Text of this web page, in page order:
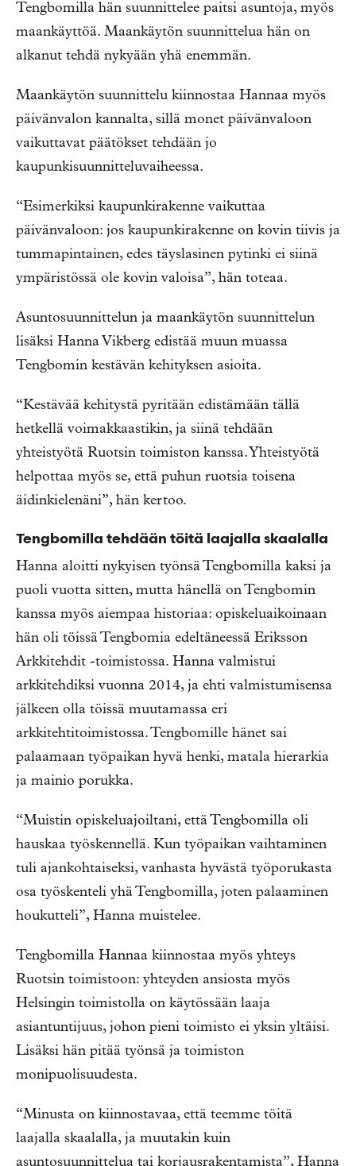
Tengbomilla hän suunnittelee paitsi asuntoja, myös
maankäyttöä. Maankäytön suunnittelua hän on
alkanut tehdä nykyään yhä enemmän.
Maankäytön suunnittelu kiinnostaa Hannaa myös
päivänvalon kannalta, sillä monet päivänvaloon
vaikuttavat päätökset tehdään jo
kaupunkisuunnitteluvaiheessa.
“Esimerkiksi kaupunkirakenne vaikuttaa
päivänvaloon: jos kaupunkirakenne on kovin tiivis ja
tummapintainen, edes täyslasinen pytinki ei siinä
ympäristössä ole kovin valoisa”, hän toteaa.
Asuntosuunnittelun ja maankäytön suunnittelun
lisäksi Hanna Vikberg edistää muun muassa
Tengbomin kestävän kehityksen asioita.
“Kestävää kehitystä pyritään edistämään tällä
hetkellä voimakkaastikin, ja siinä tehdään
yhteistyötä Ruotsin toimiston kanssa. Yhteistyötä
helpottaa myös se, että puhun ruotsia toisena
äidinkielenäni”, hän kertoo.
Tengbomilla tehdään töitä laajalla skaalalla
Hanna aloitti nykyisen työnsä Tengbomilla kaksi ja
puoli vuotta sitten, mutta hänellä on Tengbomin
kanssa myös aiempaa historiaa: opiskeluaikoinaan
hän oli töissä Tengbomia edeltäneessä Eriksson
Arkkitehdit -toimistossa. Hanna valmistui
arkkitehdiksi vuonna 2014, ja ehti valmistumisensa
jälkeen olla töissä muutamassa eri
arkkitehtitoimistossa. Tengbomille hänet sai
palaamaan työpaikan hyvä henki, matala hierarkia
ja mainio porukka.
“Muistin opiskeluajoiltani, että Tengbomilla oli
hauskaa työskennellä. Kun työpaikan vaihtaminen
tuli ajankohtaiseksi, vanhasta hyvästä työporukasta
osa työskenteli yhä Tengbomilla, joten palaaminen
houkutteli”, Hanna muistelee.
Tengbomilla Hannaa kiinnostaa myös yhteys
Ruotsin toimistoon: yhteyden ansiosta myös
Helsingin toimistolla on käytössään laaja
asiantuntijuus, johon pieni toimisto ei yksin yltäisi.
Lisäksi hän pitää työnsä ja toimiston
monipuolisuudesta.
“Minusta on kiinnostavaa, että teemme töitä
laajalla skaalalla, ja muutakin kuin
asuntosuunnittelua tai korjausrakentamista”, Hanna